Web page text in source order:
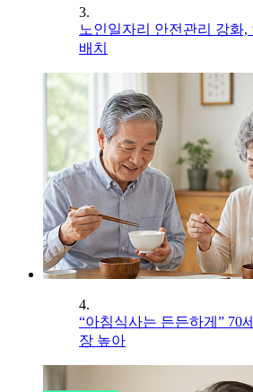
3.
노인일자리 안전관리 강화,
배치
4.
“아침식사는 든든하게” 70
장 높아